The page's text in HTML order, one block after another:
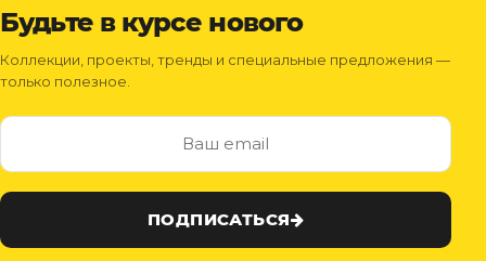
Будьте в курсе нового
Коллекции, проекты, тренды и специальные предложения —
только полезное.
ПОДПИСАТЬСЯ